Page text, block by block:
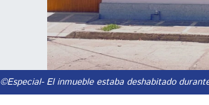
©Especial- El inmueble estaba deshabitado